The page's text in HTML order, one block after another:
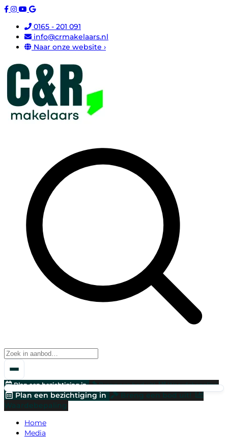
0165 - 201 091
info@crmakelaars.nl
Naar onze website ›
Plan een bezichtiging in Breng een bod uit! Waardebepaling
Plan een bezichtiging in
Breng een bod uit!
Waardebepaling
Home
Media